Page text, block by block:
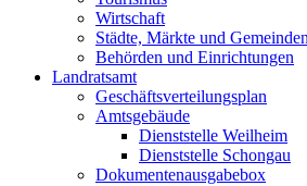
Wirtschaft
Städte, Märkte und Gemeinden
Behörden und Einrichtungen
Landratsamt
Geschäftsverteilungsplan
Amtsgebäude
Dienststelle Weilheim
Dienststelle Schongau
Dokumentenausgabebox